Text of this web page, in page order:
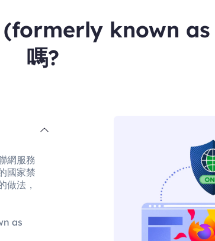
(formerly known
嗎?
網服務
國家禁
做法，
as